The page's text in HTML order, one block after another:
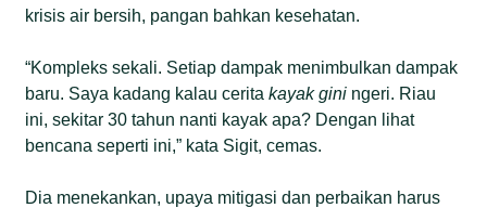
krisis air bersih, pangan bahkan kesehatan.
“Kompleks sekali. Setiap dampak menimbulkan dampak
baru. Saya kadang kalau ceritakayak gini ngeri. Riau
ini, sekitar 30 tahun nanti kayak apa? Dengan lihat
bencana seperti ini,” kata Sigit, cemas.
Dia menekankan, upaya mitigasi dan perbaikan harus